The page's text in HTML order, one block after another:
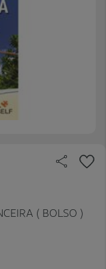
( BOLSO )